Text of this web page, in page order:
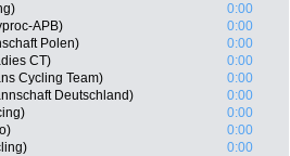
0:00
APB)
0:00
Polen)
0:00
CT)
0:00
Cycling Team)
0:00
Deutschland)
0:00
0:00
0:00
0:00